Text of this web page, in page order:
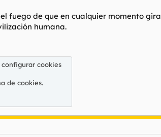
fuego de que en cualquier momento
humana.
cookies
de cookies.